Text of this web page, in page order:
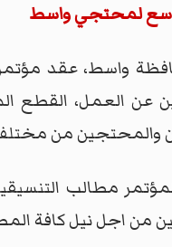
لمحتجي واسط
واسط، عقد مؤتمر
عن العمل، القطع
والمحتجين من
مطالب
من اجل نيل كافة